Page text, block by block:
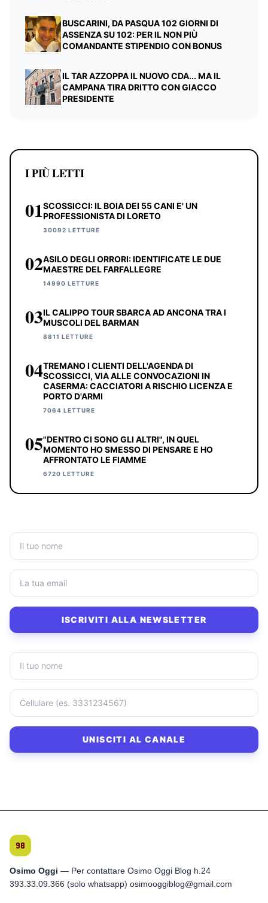
BUSCARINI, DA PASQUA 102 GIORNI DI
ASSENZA SU 102: PER IL NON PIÙ
COMANDANTE STIPENDIO CON BONUS
IL TAR AZZOPPA IL NUOVO CDA... MA IL
CAMPANA TIRA DRITTO CON GIACCO
PRESIDENTE
I PIÙ LETTI
01SCOSSICCI: IL BOIA DEI 55 CANI E' UN
PROFESSIONISTA DI LORETO
30092 LETTURE
02ASILO DEGLI ORRORI: IDENTIFICATE LE DUE
MAESTRE DEL FARFALLEGRE
14990 LETTURE
03IL CALIPPO TOUR SBARCA AD ANCONA TRA I
MUSCOLI DEL BARMAN
8811 LETTURE
04TREMANO I CLIENTI DELL'AGENDA DI
SCOSSICCI, VIA ALLE CONVOCAZIONI IN
CASERMA: CACCIATORI A RISCHIO LICENZA E
PORTO D'ARMI
7064 LETTURE
05"DENTRO CI SONO GLI ALTRI", IN QUEL
MOMENTO HO SMESSO DI PENSARE E HO
AFFRONTATO LE FIAMME
6720 LETTURE
ISCRIVITI ALLA NEWSLETTER
UNISCITI AL CANALE
Osimo Oggi — Per contattare Osimo Oggi Blog h.24
393.33.09.366 (solo whatsapp) osimooggiblog@gmail.com